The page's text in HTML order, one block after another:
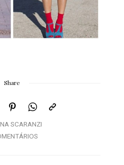
Share
SCARANZI